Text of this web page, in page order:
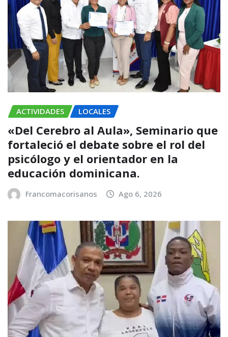
ACTIVIDADES LOCALES
«Del Cerebro al Aula», Seminario que
fortaleció el debate sobre el rol del
psicólogo y el orientador en la
educación dominicana.
Francomacorisanos Ago 6, 2026